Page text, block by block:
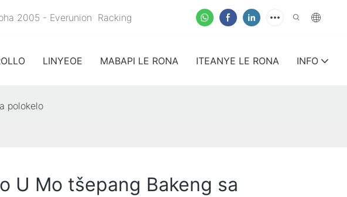
2005 - Everunion Racking
LINYEOE MABAPI LE RONA ITEANYE LE RONA INFO
polokelo
U Mo tšepang Bakeng sa